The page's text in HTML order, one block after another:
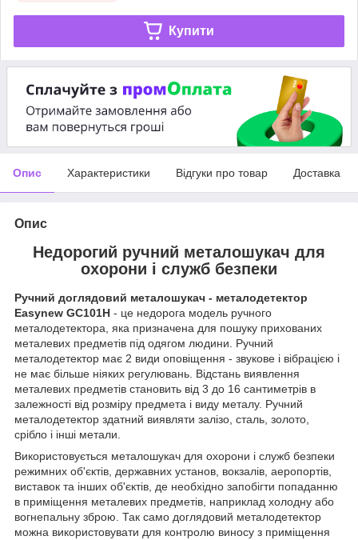
Купити
Опис Характеристики Відгуки про товар Доставка
Опис
Недорогий ручний металошукач для
охорони і служб безпеки
Ручний доглядовий металошукач - металодетектор
Easynew GC101H - це недорога модель ручного
металодетектора, яка призначена для пошуку прихованих
металевих предметів під одягом людини. Ручний
металодетектор має 2 види оповіщення - звукове і вібрацією і
не має більше ніяких регулювань. Відстань виявлення
металевих предметів становить від 3 до 16 сантиметрів в
залежності від розміру предмета і виду металу. Ручний
металодетектор здатний виявляти залізо, сталь, золото,
срібло і інші метали.
Використовується металошукач для охорони і служб безпеки
режимних об'єктів, державних установ, вокзалів, аеропортів,
виставок та інших об'єктів, де необхідно запобігти попаданню
в приміщення металевих предметів, наприклад холодну або
вогнепальну зброю. Так само доглядовий металодетектор
можна використовувати для контролю виносу з приміщення